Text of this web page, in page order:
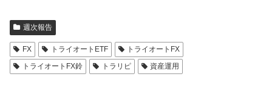
週次報告
FX トライオートETF
トライオートFX
トライオートFX鈴
トラリピ 資産運用